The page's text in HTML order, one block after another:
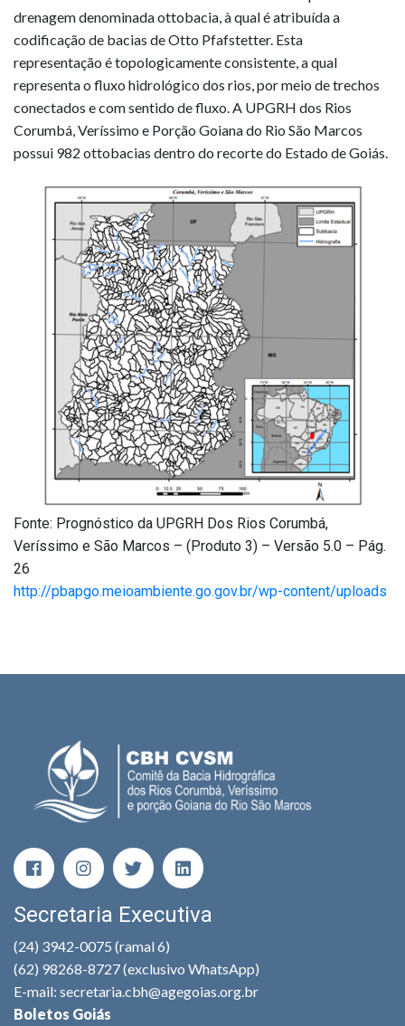
drenagem denominada ottobacia, à qual é atribuída a
codificação de bacias de Otto Pfafstetter. Esta
representação é topologicamente consistente, a qual
representa o fluxo hidrológico dos rios, por meio de trechos
conectados e com sentido de fluxo. A UPGRH dos Rios
Corumbá, Veríssimo e Porção Goiana do Rio São Marcos
possui 982 ottobacias dentro do recorte do Estado de Goiás.
Fonte: Prognóstico da UPGRH Dos Rios Corumbá,
Veríssimo e São Marcos – (Produto 3) – Versão 5.0 – Pág.
26
http://pbapgo.meioambiente.go.gov.br/wp-content/uploads
Secretaria Executiva
(24) 3942-0075 (ramal 6)
(62) 98268-8727 (exclusivo WhatsApp)
E-mail: secretaria.cbh@agegoias.org.br
Boletos Goiás